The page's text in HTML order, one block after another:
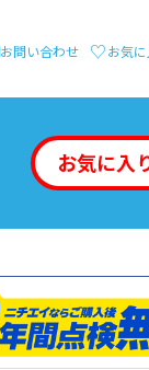
お問い合わせ お気
お気に入